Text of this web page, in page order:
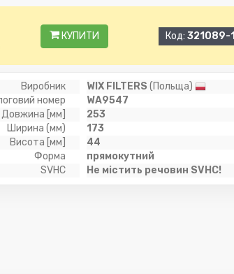
КУПИТИ Код:321089-1
Виробник WIX FILTERS (Польща)
номер
WA9547
Довжина [мм]
253
Ширина (мм)
173
Висота [мм]
44
Форма
прямокутний
SVHC
Не містить речовин SVHC!